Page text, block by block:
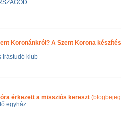
Koronánkról? A Szent Korona
Irástudó klub
érkezett a missziós kereszt
egyház